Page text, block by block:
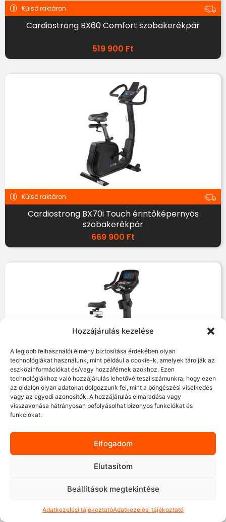
Hozzájárulás kezelése
A legjobb felhasználói élmény biztosítása érdekében olyan
technológiákat használunk, mint például a cookie-k, amelyek tárolják az
eszközinformációkat és/vagy hozzáférnek azokhoz. Ezen
technológiákhoz való hozzájárulás lehetővé teszi számunkra, hogy ezen
az oldalon olyan adatokat dolgozzunk fel, mint a böngészési viselkedés
vagy az egyedi azonosítók. A hozzájárulás elmaradása vagy
visszavonása hátrányosan befolyásolhat bizonyos funkciókat és
funkciókat.
Elfogadom
Elutasítom
Beállítások megtekintése
Adatkezelési tájékoztatóAdatkezelési tájékoztató
Külső raktáron
Cardiostrong BX60 Comfort szobakerékpár
519 900 Ft
Külső raktáron
Cardiostrong BX70i Touch érintőképernyős
szobakerékpár
669 900 Ft
Külső raktáron
Taurus UB9.9 Touch érintőképernyős szobakerékpár